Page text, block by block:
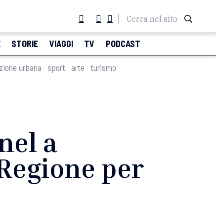
Cerca nel sito
STORIE VIAGGI TV PODCAST
urbana sport arte turismo
a
per